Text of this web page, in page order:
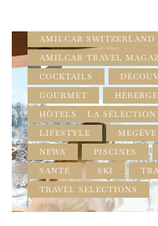
AMILCAR SWITZERLAND
AMILCAR TRAVEL
COCKTAILS
GOURMET
HÔTELS - LA
LIFESTYLE
MEGÈVE
NEWS
PISCINES
SANTÉ
SKI
TRAVEL SELECTIONS